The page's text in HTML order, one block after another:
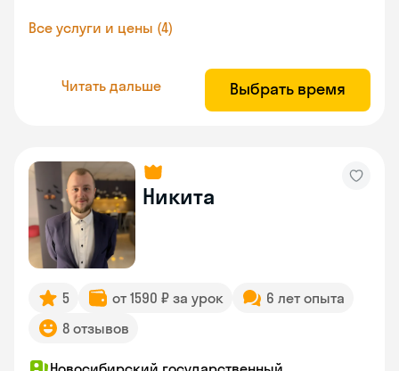
Все услуги и цены (4)
Читать дальше Выбрать время
Никита
5 от 1590 ₽ за урок
6 лет опыта
8 отзывов